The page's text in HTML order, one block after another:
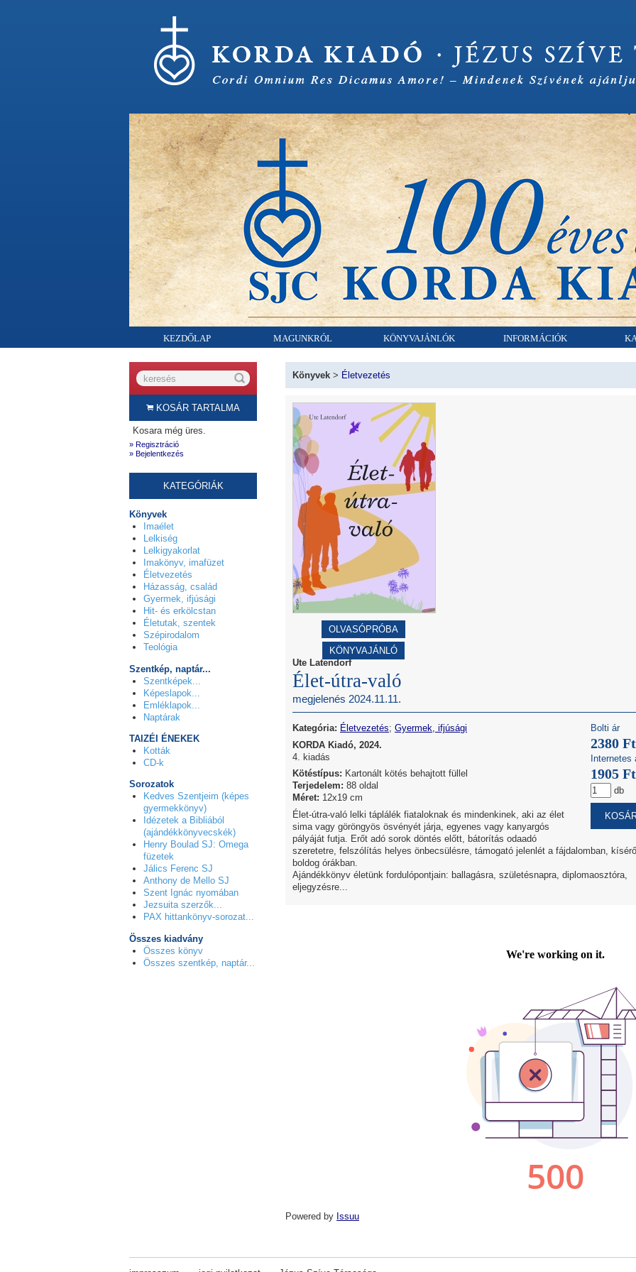
KEZDŐLAP MAGUNKRÓL KÖNYVAJÁNLÓK INFORMÁCIÓK
KOSÁR TARTALMA
Kosara még üres.
» Regisztráció
» Bejelentkezés
KATEGÓRIÁK
Könyvek
Imaélet
Lelkiség
Lelkigyakorlat
Imakönyv, imafüzet
Életvezetés
Házasság, család
Gyermek, ifjúsági
Hit- és erkölcstan
Életutak, szentek
Szépirodalom
Teológia
Szentkép, naptár...
Szentképek...
Képeslapok...
Emléklapok...
Naptárak
TAIZÉI ÉNEKEK
Kották
CD-k
Sorozatok
Kedves Szentjeim (képes
gyermekkönyv)
Idézetek a Bibliából
(ajándékkönyvecskék)
Henry Boulad SJ: Omega
füzetek
Jálics Ferenc SJ
Anthony de Mello SJ
Szent Ignác nyomában
Jezsuita szerzők...
PAX hittankönyv-sorozat...
Összes kiadvány
Összes könyv
Összes szentkép, naptár...
Könyvek > Életvezetés
OLVASÓPRÓBA
KÖNYVAJÁNLÓ
Ute Latendorf
Élet-útra-való
megjelenés 2024.11.11.
Bolti ár
2380 Ft
Internetes
1905 Ft
db
Kategória: Életvezetés; Gyermek, ifjúsági
KORDA Kiadó, 2024.
4. kiadás
Kötéstípus: Kartonált kötés behajtott füllel
Terjedelem: 88 oldal
Méret: 12x19 cm
Élet-útra-való lelki táplálék fiataloknak és mindenkinek, aki az élet
sima vagy göröngyös ösvényét járja, egyenes vagy kanyargós
pályáját futja. Erőt adó sorok döntés előtt, bátorítás odaadó
szeretetre, felszólítás helyes önbecsülésre, támogató jelenlét a fájdalomban,
boldog órákban.
Ajándékkönyv életünk fordulópontjain: ballagásra, születésnapra, diplomaosztóra,
eljegyzésre...
Powered by Issuu